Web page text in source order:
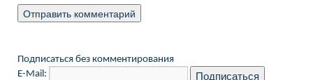
Подписаться без комментирования
E-Mail: